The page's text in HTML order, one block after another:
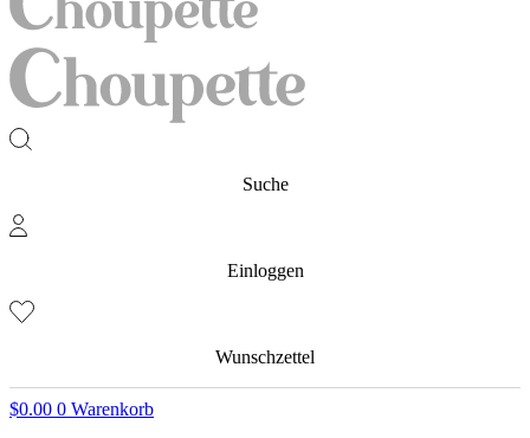
Suche
Einloggen
Wunschzettel
$0.00 0 Warenkorb